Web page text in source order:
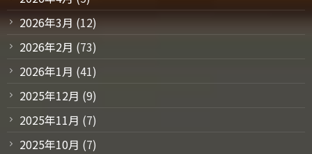
2026年3月 (12)
2026年2月 (73)
2026年1月 (41)
2025年12月 (9)
2025年11月 (7)
2025年10月 (7)